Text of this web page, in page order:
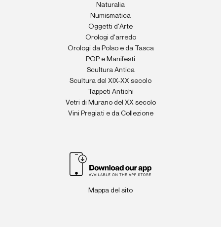
Naturalia
Numismatica
Oggetti d'Arte
Orologi d'arredo
Orologi da Polso e da Tasca
POP e Manifesti
Scultura Antica
Scultura del XIX-XX secolo
Tappeti Antichi
Vetri di Murano del XX secolo
Vini Pregiati e da Collezione
Mappa del sito